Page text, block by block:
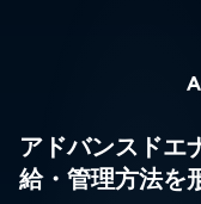
アドバンスドエ
給・管理方法を